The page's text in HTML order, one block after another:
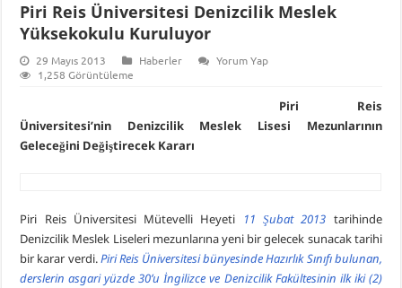
Piri Reis Üniversitesi Denizcilik Meslek
Yüksekokulu Kuruluyor
29 Mayıs 2013 Haberler
Yorum Yap
1,258 Görüntüleme
Piri Reis
Üniversitesi’nin Denizcilik Meslek Lisesi Mezunlarının
Geleceğini Değiştirecek Kararı
Piri Reis Üniversitesi Mütevelli Heyeti 11 Şubat 2013 tarihinde
Denizcilik Meslek Liseleri mezunlarına yeni bir gelecek sunacak tarihi
bir karar verdi.Piri Reis Üniversitesi bünyesinde Hazırlık Sınıfı bulunan,
derslerin asgari yüzde 30’u İngilizce ve Denizcilik Fakültesinin ilk iki (2)